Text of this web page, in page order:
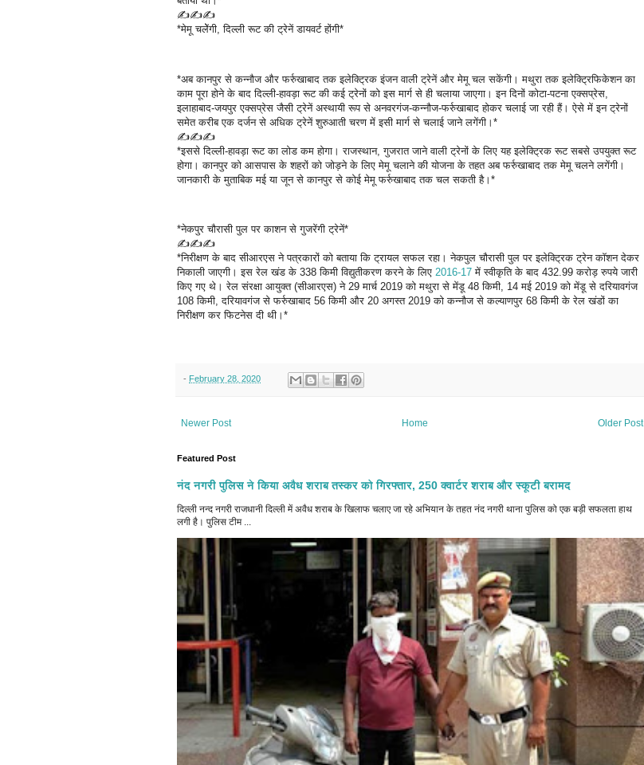
✍✍✍
*मेमू चलेेंगी, दिल्ली रूट की ट्रेनें डायवर्ट होंगी*
*अब कानपुर से कन्नौज और फर्रुखाबाद तक इलेक्ट्रिक इंजन वाली ट्रेनें और मेमू चल सकेंगी। मथुरा तक इलेक्ट्रिफिकेशन का
काम पूरा होने के बाद दिल्ली-हावड़ा रूट की कई ट्रेनों को इस मार्ग से ही चलाया जाएगा। इन दिनों कोटा-पटना एक्सप्रेस,
इलाहाबाद-जयपुर एक्सप्रेस जैसी ट्रेनें अस्थायी रूप से अनवरगंज-कन्नौज-फर्रुखाबाद होकर चलाई जा रही हैं। ऐसे में इन ट्रेनों
समेत करीब एक दर्जन से अधिक ट्रेनें शुरुआती चरण में इसी मार्ग से चलाई जाने लगेंगी।*
✍✍✍
*इससे दिल्ली-हावड़ा रूट का लोड कम होगा। राजस्थान, गुजरात जाने वाली ट्रेनों के लिए यह इलेक्ट्रिक रूट सबसे उपयुक्त रूट
होगा। कानपुर को आसपास के शहरों को जोड़ने के लिए मेमू चलाने की योजना के तहत अब फर्रुखाबाद तक मेमू चलने लगेंगी।
जानकारी के मुताबिक मई या जून से कानपुर से कोई मेमू फर्रुखाबाद तक चल सकती है।*
*नेकपुर चौरासी पुल पर काशन से गुजरेंगी ट्रेनें*
✍✍✍
*निरीक्षण के बाद सीआरएस ने पत्रकारों को बताया कि ट्रायल सफल रहा। नेकपुल चौरासी पुल पर इलेक्ट्रिक ट्रेन कॉशन देकर
निकाली जाएगी। इस रेल खंड के 338 किमी विद्युतीकरण करने के लिए 2016-17 में स्वीकृति के बाद 432.99 करोड़ रुपये जारी
किए गए थे। रेल संरक्षा आयुक्त (सीआरएस) ने 29 मार्च 2019 को मथुरा से मेंडू 48 किमी, 14 मई 2019 को मेंडू से दरियावगंज
108 किमी, दरियावगंज से फर्रुखाबाद 56 किमी और 20 अगस्त 2019 को कन्नौज से कल्याणपुर 68 किमी के रेल खंडों का
निरीक्षण कर फिटनेस दी थी।*
- February 28, 2020
Newer Post Older Post
Home
Featured Post
नंद नगरी पुलिस ने किया अवैध शराब तस्कर को गिरफ्तार, 250 क्वार्टर शराब और स्कूटी बरामद
दिल्ली नन्द नगरी राजधानी दिल्ली में अवैध शराब के खिलाफ चलाए जा रहे अभियान के तहत नंद नगरी थाना पुलिस को एक बड़ी सफलता हाथ
लगी है। पुलिस टीम ...